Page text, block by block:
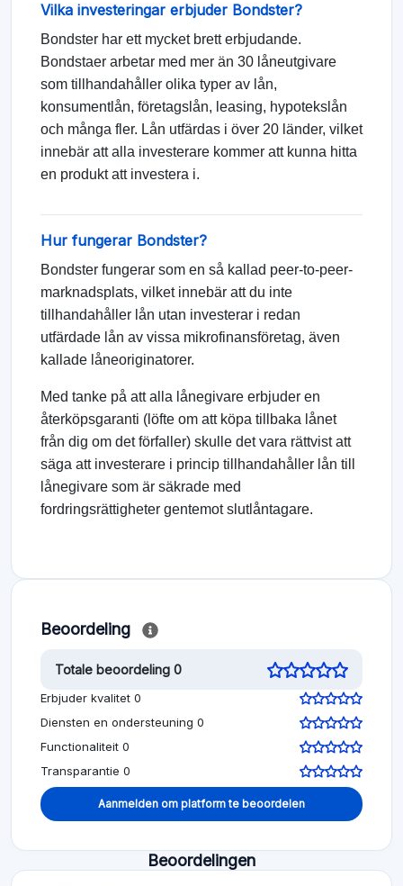
Vilka investeringar erbjuder Bondster?
Bondster har ett mycket brett erbjudande.
Bondstaer arbetar med mer än 30 låneutgivare
som tillhandahåller olika typer av lån,
konsumentlån, företagslån, leasing, hypotekslån
och många fler. Lån utfärdas i över 20 länder, vilket
innebär att alla investerare kommer att kunna hitta
en produkt att investera i.
Hur fungerar Bondster?
Bondster fungerar som en så kallad peer-to-peer-
marknadsplats, vilket innebär att du inte
tillhandahåller lån utan investerar i redan
utfärdade lån av vissa mikrofinansföretag, även
kallade låneoriginatorer.
Med tanke på att alla lånegivare erbjuder en
återköpsgaranti (löfte om att köpa tillbaka lånet
från dig om det förfaller) skulle det vara rättvist att
säga att investerare i princip tillhandahåller lån till
lånegivare som är säkrade med
fordringsrättigheter gentemot slutlåntagare.
Beoordeling
Totale beoordeling 0
Erbjuder kvalitet 0
Diensten en ondersteuning 0
Functionaliteit 0
Transparantie 0
Aanmelden om platform te beoordelen
Beoordelingen